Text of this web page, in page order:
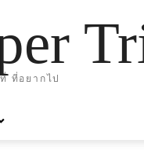
ที่อยากไป